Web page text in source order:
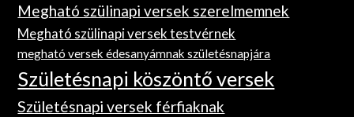
Megható szülinapi versek szerelmemnek
Megható szülinapi versek testvérnek
megható versek édesanyámnak születésnapjára
Születésnapi köszöntő versek
Születésnapi versek férfiaknak